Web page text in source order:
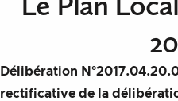
Délibération
rectificative de la